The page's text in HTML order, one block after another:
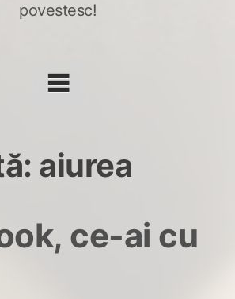
povestesc!
aiurea
ce-ai cu